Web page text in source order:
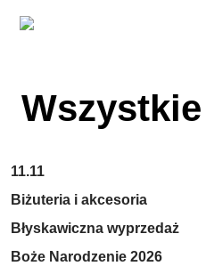
11.11
Biżuteria i akcesoria
Błyskawiczna wyprzedaż
Boże Narodzenie 2026